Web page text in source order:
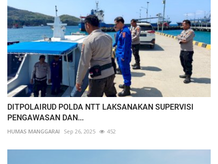
DITPOLAIRUD POLDA NTT LAKSANAKAN SUPERVISI
PENGAWASAN DAN...
HUMAS MANGGARAI Sep 26, 2025 452